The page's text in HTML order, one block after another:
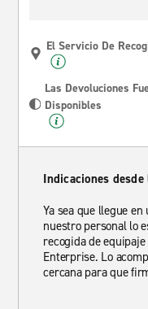
El Servicio De
Las Devoluciones
Disponibles
Indicaciones
Ya sea que llegue
nuestro personal lo
recogida de
Enterprise. Lo
cercana para que